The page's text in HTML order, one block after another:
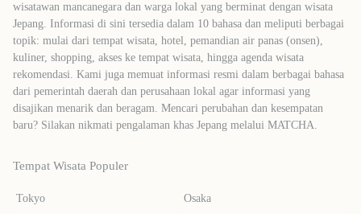
wisatawan mancanegara dan warga lokal yang berminat dengan wisata
Jepang. Informasi di sini tersedia dalam 10 bahasa dan meliputi berbagai
topik: mulai dari tempat wisata, hotel, pemandian air panas (onsen),
kuliner, shopping, akses ke tempat wisata, hingga agenda wisata
rekomendasi. Kami juga memuat informasi resmi dalam berbagai bahasa
dari pemerintah daerah dan perusahaan lokal agar informasi yang
disajikan menarik dan beragam. Mencari perubahan dan kesempatan
baru? Silakan nikmati pengalaman khas Jepang melalui MATCHA.
Tempat Wisata Populer
Tokyo Osaka